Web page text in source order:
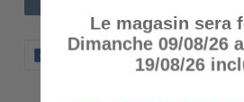
PARTAGER
SUR
FACEBOOK
TWEETER
Le magasin sera
Dimanche 09/08/26
19/08/26